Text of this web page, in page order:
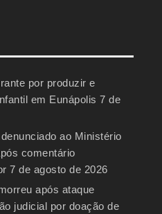
por produzir e
em Eunápolis 7 de
ao Ministério
comentário
7 de agosto de 2026
após ataque
judicial por doação de